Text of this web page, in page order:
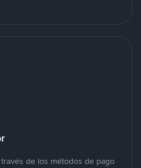
de los métodos de pago